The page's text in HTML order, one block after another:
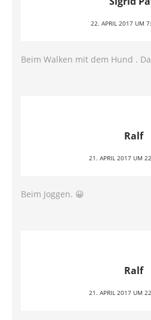
22. APRIL 2017 UM
Beim Walken mit dem Hund .
Ralf
21. APRIL 2017 UM
Beim Joggen. 😀
Ralf
21. APRIL 2017 UM